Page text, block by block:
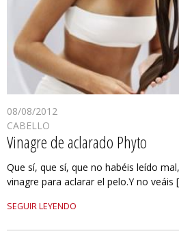
08/08/2012
CABELLO
Vinagre de aclarado Phyto
Que sí, que sí, que no habéis leído
vinagre para aclarar el pelo.Y no veáis
SEGUIR LEYENDO